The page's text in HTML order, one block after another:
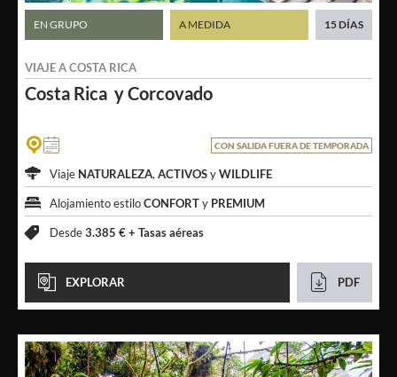
Costa Rica y Corcovado
VIAJE ACOSTA RICA
EN GRUPO A MEDIDA 15 DÍAS
CON SALIDA FUERA DE TEMPORADA
Viaje NATURALEZA, ACTIVOSyWILDLIFE
Alojamiento estiloCONFORTy PREMIUM
Desde3.385 € + Tasas aéreas
EXPLORAR PDF